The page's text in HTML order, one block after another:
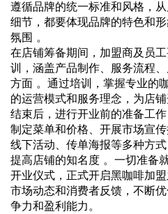
遵循品牌的统一标准和风格，
细节，都要体现品牌的特色和
氛围 。
在店铺筹备期间，加盟商及员
训，涵盖产品制作、服务流程
方面 。通过培训，掌握专业的
的运营模式和服务理念，为店
结束后，进行开业前的准备工
制定菜单和价格、开展市场宣
线下活动、传单海报等多种方
提高店铺的知名度 。一切准备
开业仪式，正式开启黑咖啡加
市场动态和消费者反馈，不断
争力和盈利能力。